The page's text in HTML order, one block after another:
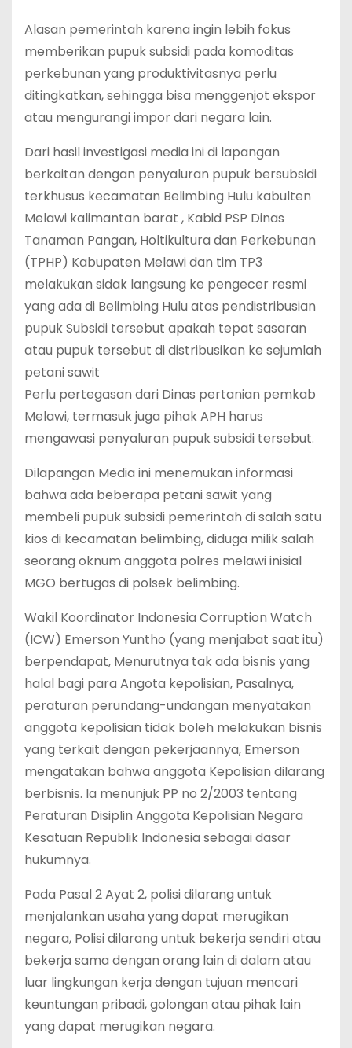
Alasan pemerintah karena ingin lebih fokus
memberikan pupuk subsidi pada komoditas
perkebunan yang produktivitasnya perlu
ditingkatkan, sehingga bisa menggenjot ekspor
atau mengurangi impor dari negara lain.
Dari hasil investigasi media ini di lapangan
berkaitan dengan penyaluran pupuk bersubsidi
terkhusus kecamatan Belimbing Hulu kabulten
Melawi kalimantan barat , Kabid PSP Dinas
Tanaman Pangan, Holtikultura dan Perkebunan
(TPHP) Kabupaten Melawi dan tim TP3
melakukan sidak langsung ke pengecer resmi
yang ada di Belimbing Hulu atas pendistribusian
pupuk Subsidi tersebut apakah tepat sasaran
atau pupuk tersebut di distribusikan ke sejumlah
petani sawit
Perlu pertegasan dari Dinas pertanian pemkab
Melawi, termasuk juga pihak APH harus
mengawasi penyaluran pupuk subsidi tersebut.
Dilapangan Media ini menemukan informasi
bahwa ada beberapa petani sawit yang
membeli pupuk subsidi pemerintah di salah satu
kios di kecamatan belimbing, diduga milik salah
seorang oknum anggota polres melawi inisial
MGO bertugas di polsek belimbing.
Wakil Koordinator Indonesia Corruption Watch
(ICW) Emerson Yuntho (yang menjabat saat itu)
berpendapat, Menurutnya tak ada bisnis yang
halal bagi para Angota kepolisian, Pasalnya,
peraturan perundang-undangan menyatakan
anggota kepolisian tidak boleh melakukan bisnis
yang terkait dengan pekerjaannya, Emerson
mengatakan bahwa anggota Kepolisian dilarang
berbisnis. Ia menunjuk PP no 2/2003 tentang
Peraturan Disiplin Anggota Kepolisian Negara
Kesatuan Republik Indonesia sebagai dasar
hukumnya.
Pada Pasal 2 Ayat 2, polisi dilarang untuk
menjalankan usaha yang dapat merugikan
negara, Polisi dilarang untuk bekerja sendiri atau
bekerja sama dengan orang lain di dalam atau
luar lingkungan kerja dengan tujuan mencari
keuntungan pribadi, golongan atau pihak lain
yang dapat merugikan negara.